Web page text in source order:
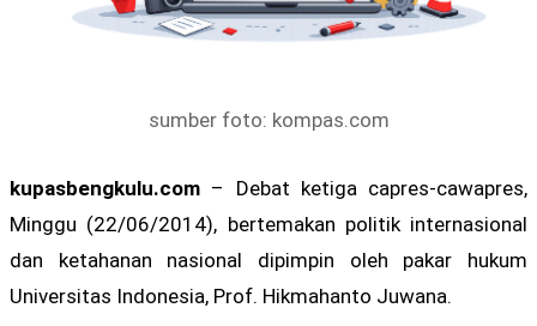
sumber foto: kompas.com
kupasbengkulu.com – Debat ketiga capres-cawapres,
Minggu (22/06/2014), bertemakan politik internasional
dan ketahanan nasional dipimpin oleh pakar hukum
Universitas Indonesia, Prof. Hikmahanto Juwana.